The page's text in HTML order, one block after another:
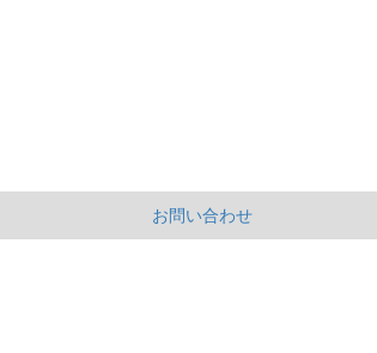
お問い合わせ